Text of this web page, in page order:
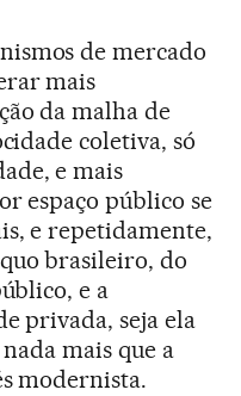
de mercado
mais
da malha de
coletiva, só
e mais
espaço público se
e repetidamente,
brasileiro, do
e a
privada, seja ela
nada mais que a
modernista.